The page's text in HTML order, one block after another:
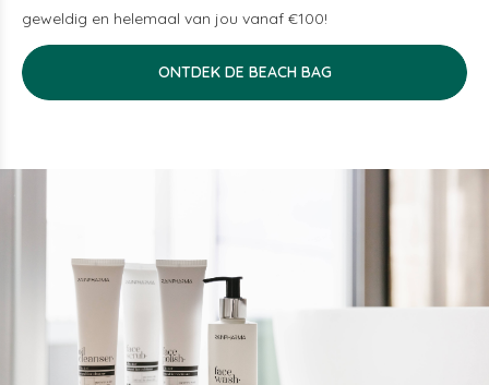
geweldig en helemaal van jou vanaf €100!
ONTDEK DE BEACH BAG